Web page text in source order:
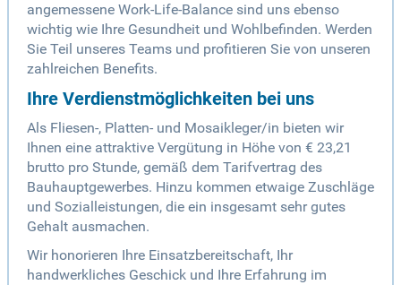
angemessene Work-Life-Balance sind uns ebenso
wichtig wie Ihre Gesundheit und Wohlbefinden. Werden
Sie Teil unseres Teams und profitieren Sie von unseren
zahlreichen Benefits.
Ihre Verdienstmöglichkeiten bei uns
Als Fliesen-, Platten- und Mosaikleger/in bieten wir
Ihnen eine attraktive Vergütung in Höhe von € 23,21
brutto pro Stunde, gemäß dem Tarifvertrag des
Bauhauptgewerbes. Hinzu kommen etwaige Zuschläge
und Sozialleistungen, die ein insgesamt sehr gutes
Gehalt ausmachen.
Wir honorieren Ihre Einsatzbereitschaft, Ihr
handwerkliches Geschick und Ihre Erfahrung im